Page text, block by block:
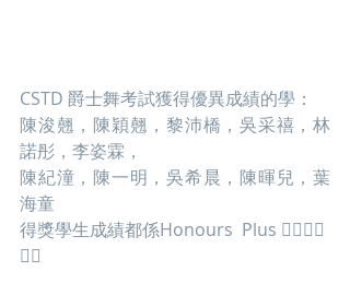
CSTD 爵士舞考試獲得優異成績的學：
陳浚翹，陳穎翹，黎沛橋，吳采禧，林
諾彤，李姿霖，
陳紀潼，陳一明，吳希晨，陳暉兒，葉
海童
得獎學生成績都係Honours  Plus 👍🏻👍🏻
👍🏻